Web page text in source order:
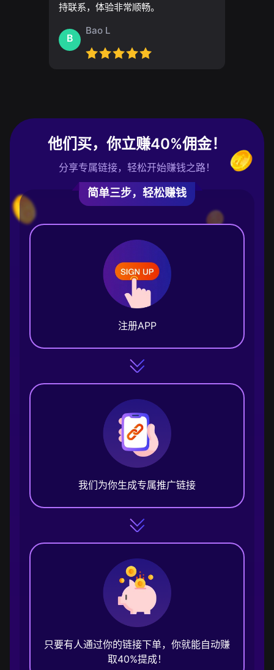
持联系，体验非常顺畅。
B
Bao L
他们买，你立赚40%佣金！
分享专属链接，轻松开始赚钱之路！
简单三步，轻松赚钱
注册APP
我们为你生成专属推广链接
只要有人通过你的链接下单，你就能自动赚
取40%提成！